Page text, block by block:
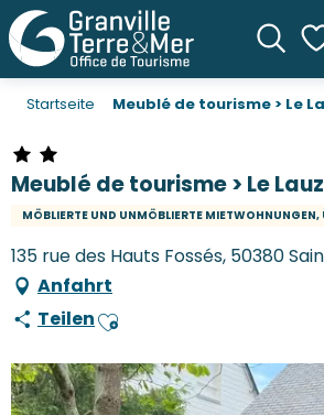
Suche
Startseite Meublé de tourisme > Le
Meublé de tourisme > Le
MÖBLIERTE UND UNMÖBLIERTE MIETWOHNUNGEN,
135 rue des Hauts Fossés, 50380
Anfahrt
TeilenAjouter aux favoris